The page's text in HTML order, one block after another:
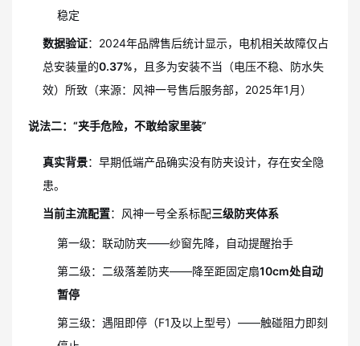
稳定
数据验证：2024年品牌售后统计显示，电机相关故障仅占
总安装量的0.37%，且多为安装不当（电压不稳、防水失
效）所致（来源：风神一号售后服务部，2025年1月）
说法二：“夹手危险，不敢给家里装”
真实背景：早期低端产品确实没有防夹设计，存在安全隐
患。
当前主流配置：风神一号全系标配三级防夹体系
第一级：联动防夹——纱窗先降，自动提醒抬手
第二级：二级落差防夹——降至距固定扇10cm处自动
暂停
第三级：遇阻即停（F1及以上型号）——触碰阻力即刻